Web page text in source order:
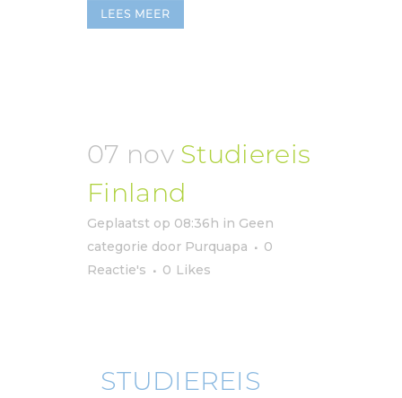
LEES MEER
07 nov Studiereis
Finland
Geplaatst op 08:36h in Geen
categorie door Purquapa
0
Reactie's
0 Likes
STUDIEREIS